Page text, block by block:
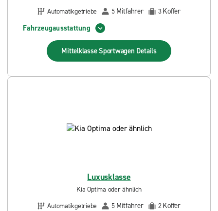
Automatikgetriebe
5 Mitfahrer 3Koffer
Fahrzeugausstattung
Mittelklasse Sportwagen Details
Luxusklasse
Kia Optima oder ähnlich
Automatikgetriebe
5 Mitfahrer 2Koffer